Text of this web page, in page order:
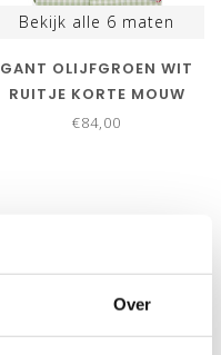
Over
Bekijk alle 6 maten
GANT OLIJFGROEN WIT
RUITJE KORTE MOUW
€84,00